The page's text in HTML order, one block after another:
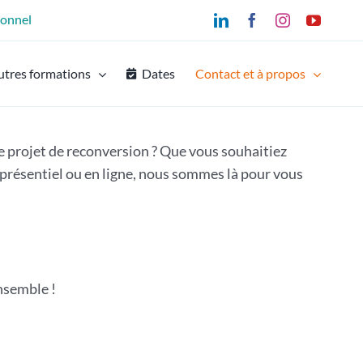
LinkedInFacebookInstagram
formations Dates Contact et à propos
de reconversion ? Que vous souhaitiez
ou en ligne, nous sommes là pour vous
!